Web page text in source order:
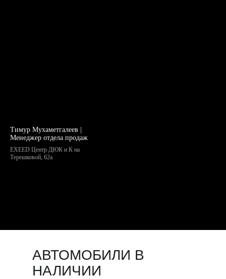
Тимур Мухаметгалеев |
Менеджер отдела продаж
EXEED Центр ДЮК и К на
Терешковой, 62а
АВТОМОБИЛИ В
НАЛИЧИИ